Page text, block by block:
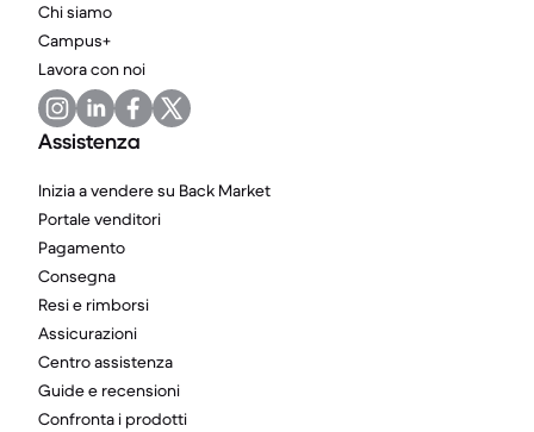
Chi siamo
Campus+
Lavora con noi
Assistenza
Inizia a vendere su Back Market
Portale venditori
Pagamento
Consegna
Resi e rimborsi
Assicurazioni
Centro assistenza
Guide e recensioni
Confronta i prodotti